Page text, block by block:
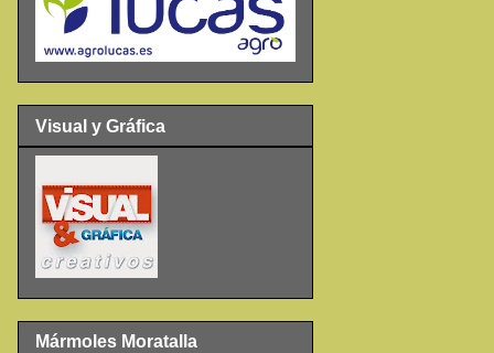
Visual y Gráfica
Mármoles Moratalla